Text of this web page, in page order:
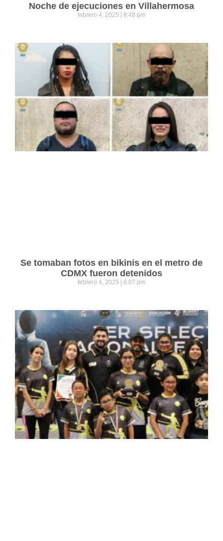
Noche de ejecuciones en Villahermosa
febrero 4, 2025 8:48 pm
Se tomaban fotos en bikinis en el metro de
CDMX fueron detenidos
febrero 4, 2025 6:07 pm